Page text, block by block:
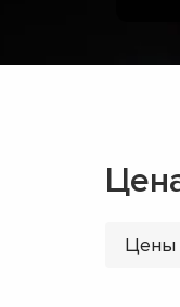
Цены